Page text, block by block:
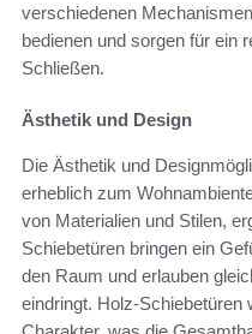
verschiedenen
bedienen und sorgen für ein
Schließen.
Ästhetik und Design
Die Ästhetik und
erheblich zum
von Materialien und Stilen,
Schiebetüren bringen ein
den Raum und erlauben
eindringt. Holz-Schiebetüren